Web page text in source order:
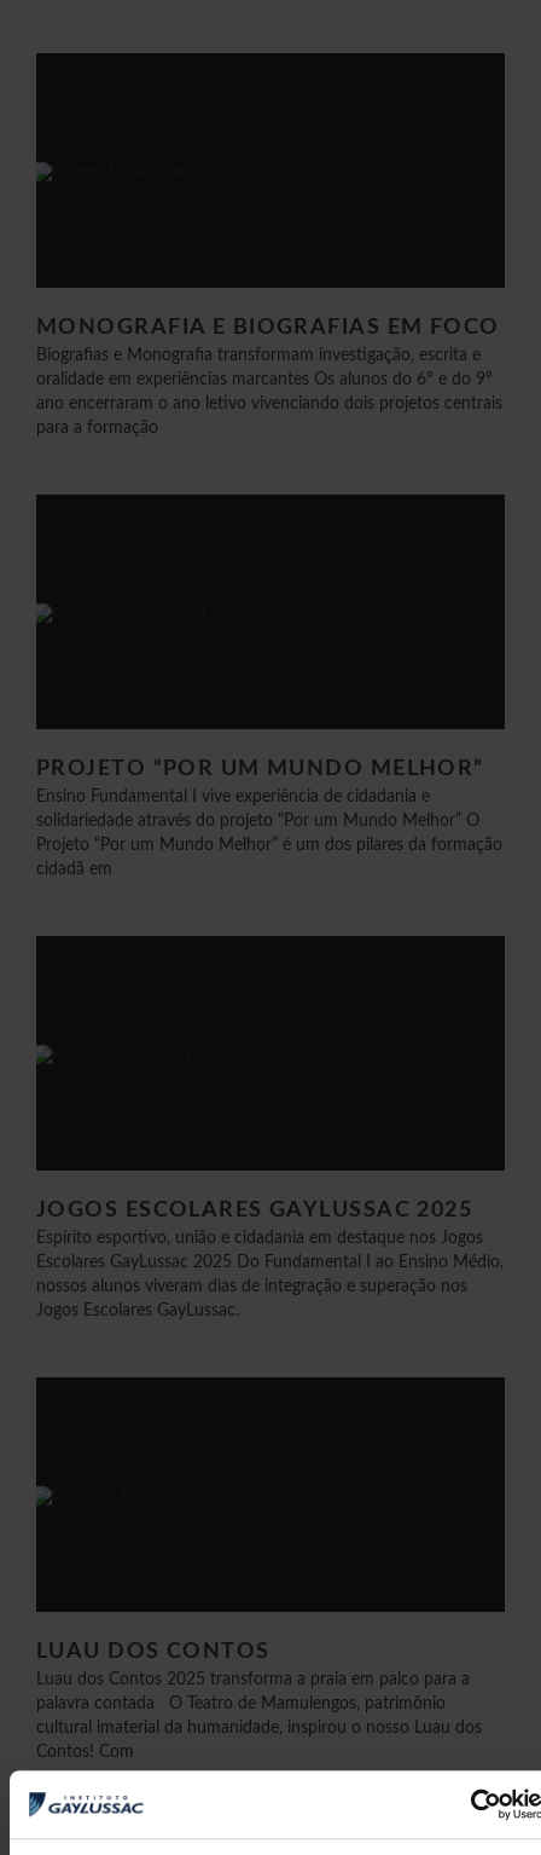
MONOGRAFIA E BIOGRAFIAS EM FOCO
Biografias e Monografia transformam investigação, escrita e
oralidade em experiências marcantes Os alunos do 6º e do 9º
ano encerraram o ano letivo vivenciando dois projetos centrais
para a formação
PROJETO “POR UM MUNDO MELHOR”
Ensino Fundamental I vive experiência de cidadania e
solidariedade através do projeto “Por um Mundo Melhor” O
Projeto “Por um Mundo Melhor” é um dos pilares da formação
cidadã em
JOGOS ESCOLARES GAYLUSSAC 2025
Espírito esportivo, união e cidadania em destaque nos Jogos
Escolares GayLussac 2025 Do Fundamental I ao Ensino Médio,
nossos alunos viveram dias de integração e superação nos
Jogos Escolares GayLussac.
LUAU DOS CONTOS
Luau dos Contos 2025 transforma a praia em palco para a
palavra contada O Teatro de Mamulengos, patrimônio
cultural imaterial da humanidade, inspirou o nosso Luau dos
Contos! Com